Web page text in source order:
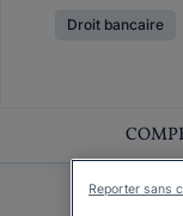
Droit bancaire
Reporter sans